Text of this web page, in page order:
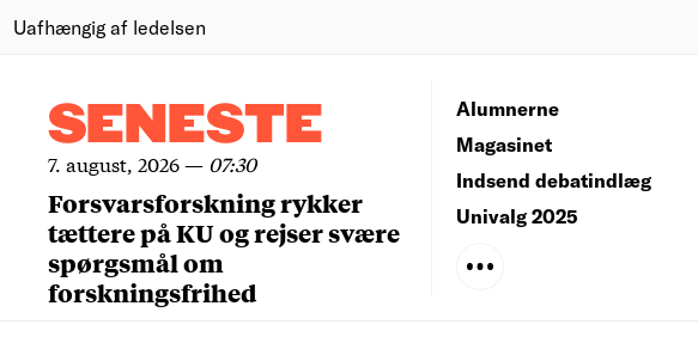
Uafhængig af ledelsen
SENESTE
7. august, 2026— 07:30
Forsvarsforskning rykker
tættere på KU og rejser svære
spørgsmål om
forskningsfrihed
Alumnerne
Magasinet
Indsend debatindlæg
Univalg 2025